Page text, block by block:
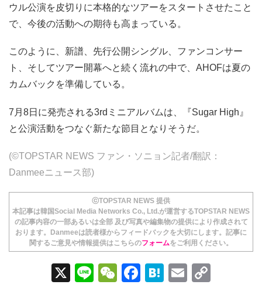
ウル公演を皮切りに本格的なツアーをスタートさせたこと
で、今後の活動への期待も高まっている。
このように、新譜、先行公開シングル、ファンコンサー
ト、そしてツアー開幕へと続く流れの中で、AHOFは夏の
カムバックを準備している。
7月8日に発売される3rdミニアルバムは、『Sugar High』
と公演活動をつなぐ新たな節目となりそうだ。
(©TOPSTAR NEWS ファン・ソニョン記者/翻訳：
Danmeeニュース部)
ⓒTOPSTAR NEWS 提供
本記事は韓国Social Media Networks Co., Ltd.が運営するTOPSTAR NEWS
の記事内容の一部あるいは全部 及び写真や編集物の提供により作成されて
おります。Danmeeは読者様からフィードバックを大切にします。記事に
関するご意見や情報提供はこちらのフォームをご利用ください。
X
Li
W
F
H
E